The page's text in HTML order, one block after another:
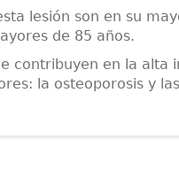
lesión son en su
de 85 años.
contribuyen en la alta
la osteoporosis y